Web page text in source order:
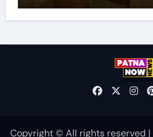
Copyright © All rights reserved |